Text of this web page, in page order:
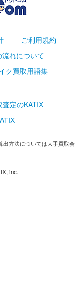
ご利用規約
流れについて
ク買取用語集
査定のKATIX
出方法については大手買取会
inc.